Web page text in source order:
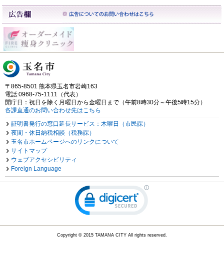
〒865-8501 熊本県玉名市岩崎163
電話:0968-75-1111（代表）
開庁日：祝日を除く月曜日から金曜日まで（午前8時30分～午後5時15分）
各課直通のお問い合わせ先はこちら
証明書発行の窓口延長サービス：木曜日（市民課）
夜間・休日納税相談（税務課）
玉名市ホームページへのリンクについて
サイトマップ
ウェブアクセシビリティ
Foreign Language
Copyright © 2015 TAMANA CITY All rights reserved.